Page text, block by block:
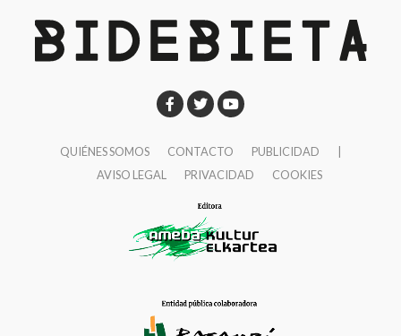
QUIÉNES SOMOS CONTACTO PUBLICIDAD
AVISO LEGAL
PRIVACIDAD COOKIES